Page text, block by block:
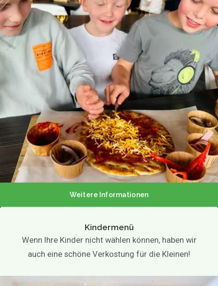
DE
Weitere Informationen
Kindermenü
Wenn Ihre Kinder nicht wählen können, haben wir
auch eine schöne Verkostung für die Kleinen!